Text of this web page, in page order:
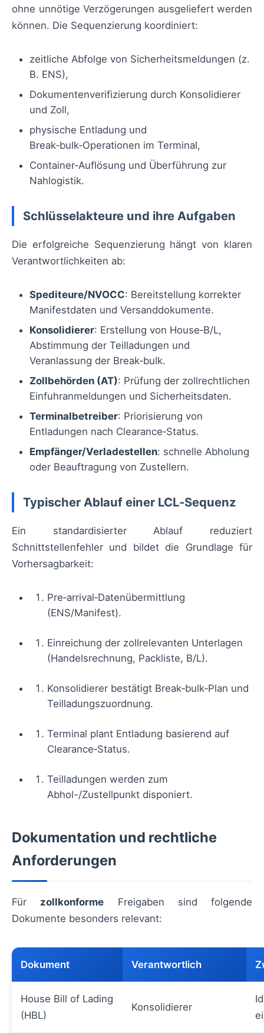
ohne unnötige Verzögerungen ausgeliefert werden
können. Die Sequenzierung koordiniert:
zeitliche Abfolge von Sicherheitsmeldungen (z.
B. ENS),
Dokumentenverifizierung durch Konsolidierer
und Zoll,
physische Entladung und
Break‑bulk‑Operationen im Terminal,
Container‑Auflösung und Überführung zur
Nahlogistik.
Schlüsselakteure und ihre Aufgaben
Die erfolgreiche Sequenzierung hängt von klaren
Verantwortlichkeiten ab:
Spediteure/NVOCC: Bereitstellung korrekter
Manifestdaten und Versanddokumente.
Konsolidierer: Erstellung von House‑B/L,
Abstimmung der Teilladungen und
Veranlassung der Break‑bulk.
Zollbehörden (AT): Prüfung der zollrechtlichen
Einfuhranmeldungen und Sicherheitsdaten.
Terminalbetreiber: Priorisierung von
Entladungen nach Clearance‑Status.
Empfänger/Verladestellen: schnelle Abholung
oder Beauftragung von Zustellern.
Typischer Ablauf einer LCL‑Sequenz
Ein standardisierter Ablauf reduziert
Schnittstellenfehler und bildet die Grundlage für
Vorhersagbarkeit:
Pre‑arrival‑Datenübermittlung
(ENS/Manifest).
Einreichung der zollrelevanten Unterlagen
(Handelsrechnung, Packliste, B/L).
Konsolidierer bestätigt Break‑bulk‑Plan und
Teilladungszuordnung.
Terminal plant Entladung basierend auf
Clearance‑Status.
Teilladungen werden zum
Abhol-/Zustellpunkt disponiert.
Dokumentation und rechtliche
Anforderungen
Für zollkonforme Freigaben sind folgende
Dokumente besonders relevant:
Dokument Verantwortlich
House Bill of Lading
(HBL)
Konsolidierer